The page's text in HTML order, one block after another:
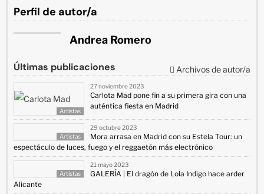
Perfil de autor/a
Andrea Romero
Últimas publicaciones Archivos de autor/a
Artistas
27 noviembre 2023
Carlota Mad pone fin a su primera gira con una
auténtica fiesta en Madrid
Artistas
29 octubre 2023
Mora arrasa en Madrid con su Estela Tour: un
espectáculo de luces, fuego y el reggaetón más electrónico
Artistas
21 mayo 2023
GALERÍA | El dragón de Lola Indigo hace arder
Alicante